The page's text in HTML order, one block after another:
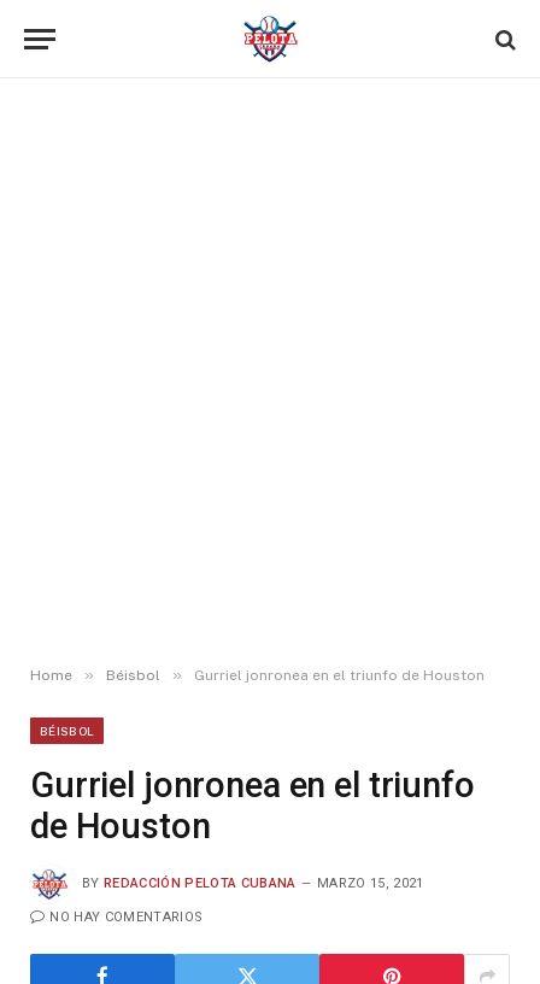
Home » Béisbol » Gurriel jonronea en el triunfo de Houston
BÉISBOL
Gurriel jonronea en el triunfo
de Houston
BY REDACCIÓN PELOTA CUBANA MARZO 15, 2021
NO HAY COMENTARIOS